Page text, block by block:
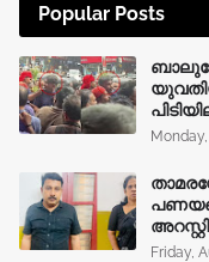
Popular Posts
Friday,